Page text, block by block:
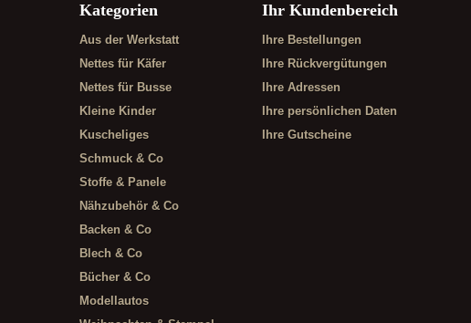
Kategorien
Aus der Werkstatt
Nettes für Käfer
Nettes für Busse
Kleine Kinder
Kuscheliges
Schmuck & Co
Stoffe & Panele
Nähzubehör & Co
Backen & Co
Blech & Co
Bücher & Co
Modellautos
Ihr Kundenbereich
Ihre Bestellungen
Ihre Rückvergütungen
Ihre Adressen
Ihre persönlichen Daten
Ihre Gutscheine